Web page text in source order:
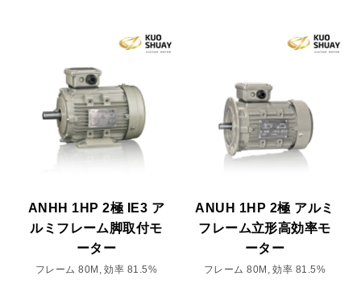
ANHH 1HP 2極 IE3 ア
ルミフレーム脚取付モ
ーター
フレーム 80M, 効率 81.5%
ANUH 1HP 2極 アルミ
フレーム立形高効率モ
ーター
フレーム 80M, 効率 81.5%